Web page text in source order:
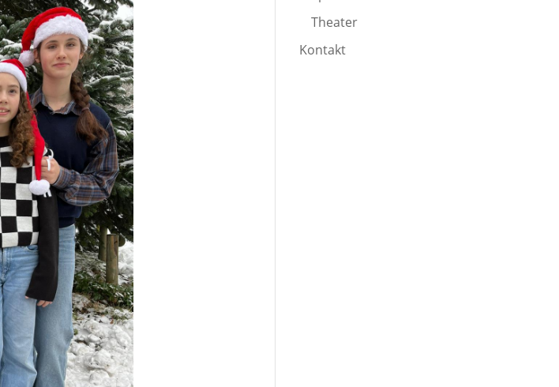
Theater
Kontakt